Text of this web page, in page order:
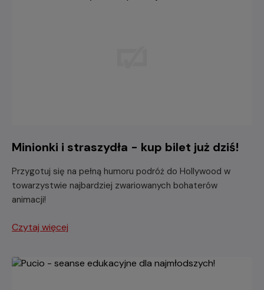
Minionki i straszydła - kup bilet już dziś!
Przygotuj się na pełną humoru podróż do Hollywood w
towarzystwie najbardziej zwariowanych bohaterów
animacji!
Czytaj więcej